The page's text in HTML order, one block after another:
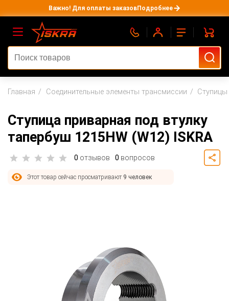
Важно! Для оплаты заказовПодробнее
Главная Соединительные элементы трансмиссии Ступицы
Ступица приварная под втулку
тапербуш 1215HW (W12) ISKRA
0 отзывов 0 вопросов
Этот товар сейчас просматривают 9 человек